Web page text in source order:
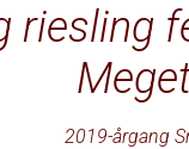
riesling
2019-årgang